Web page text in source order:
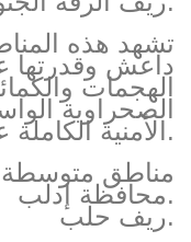
تشهد هذه
داعش وقدرتها
الهجمات
الصحراوية
الأمنية الكاملة عليها.
مناطق
محافظة إدلب.
ريف حلب.